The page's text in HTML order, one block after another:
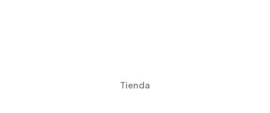
Tienda